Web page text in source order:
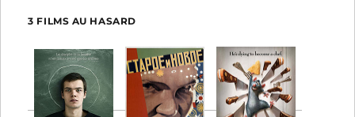
3 FILMS AU HASARD